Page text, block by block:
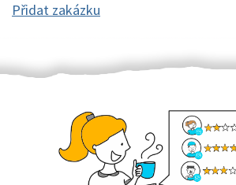
Přidat zakázku